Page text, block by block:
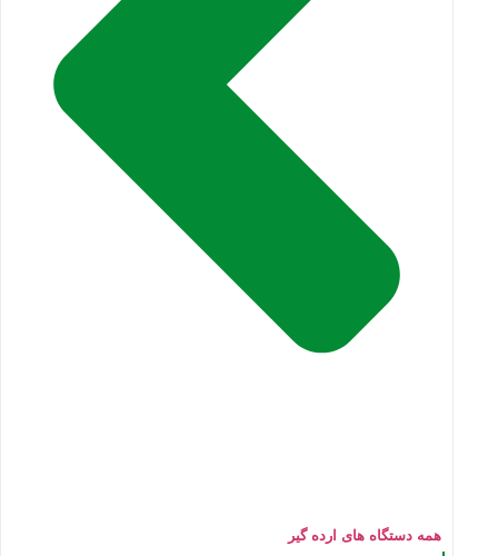
همه دستگاه های ارده گیر